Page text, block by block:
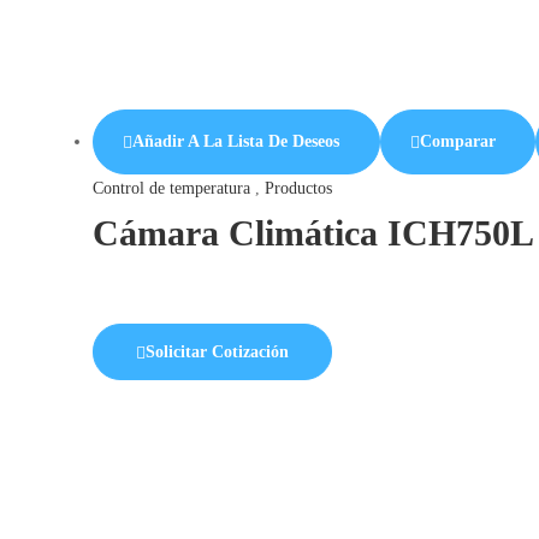
Añadir A La Lista De Deseos Comparar
Control de temperatura, Productos
Cámara Climática ICH750L
Solicitar Cotización